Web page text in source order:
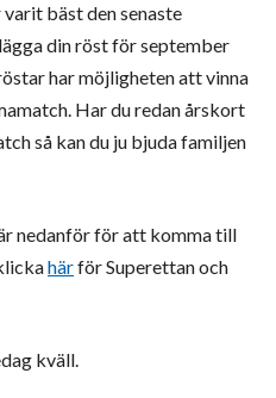
bäst den senaste
din röst för september
har möjligheten att vinna
Har du redan årskort
så kan du ju bjuda familjen
nedanför för att komma till
härför Superettan och
kväll.